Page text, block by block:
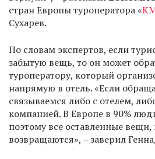
стран Европы туроператора «
Сухарев.
По словам экспертов, если
забытую вещь, то он может
туроператору, который
напрямую в отель. «Если
связываемся либо с отелем,
компанией. В Европе в 90%
поэтому все оставленные вещи,
возвращаются», – заверил